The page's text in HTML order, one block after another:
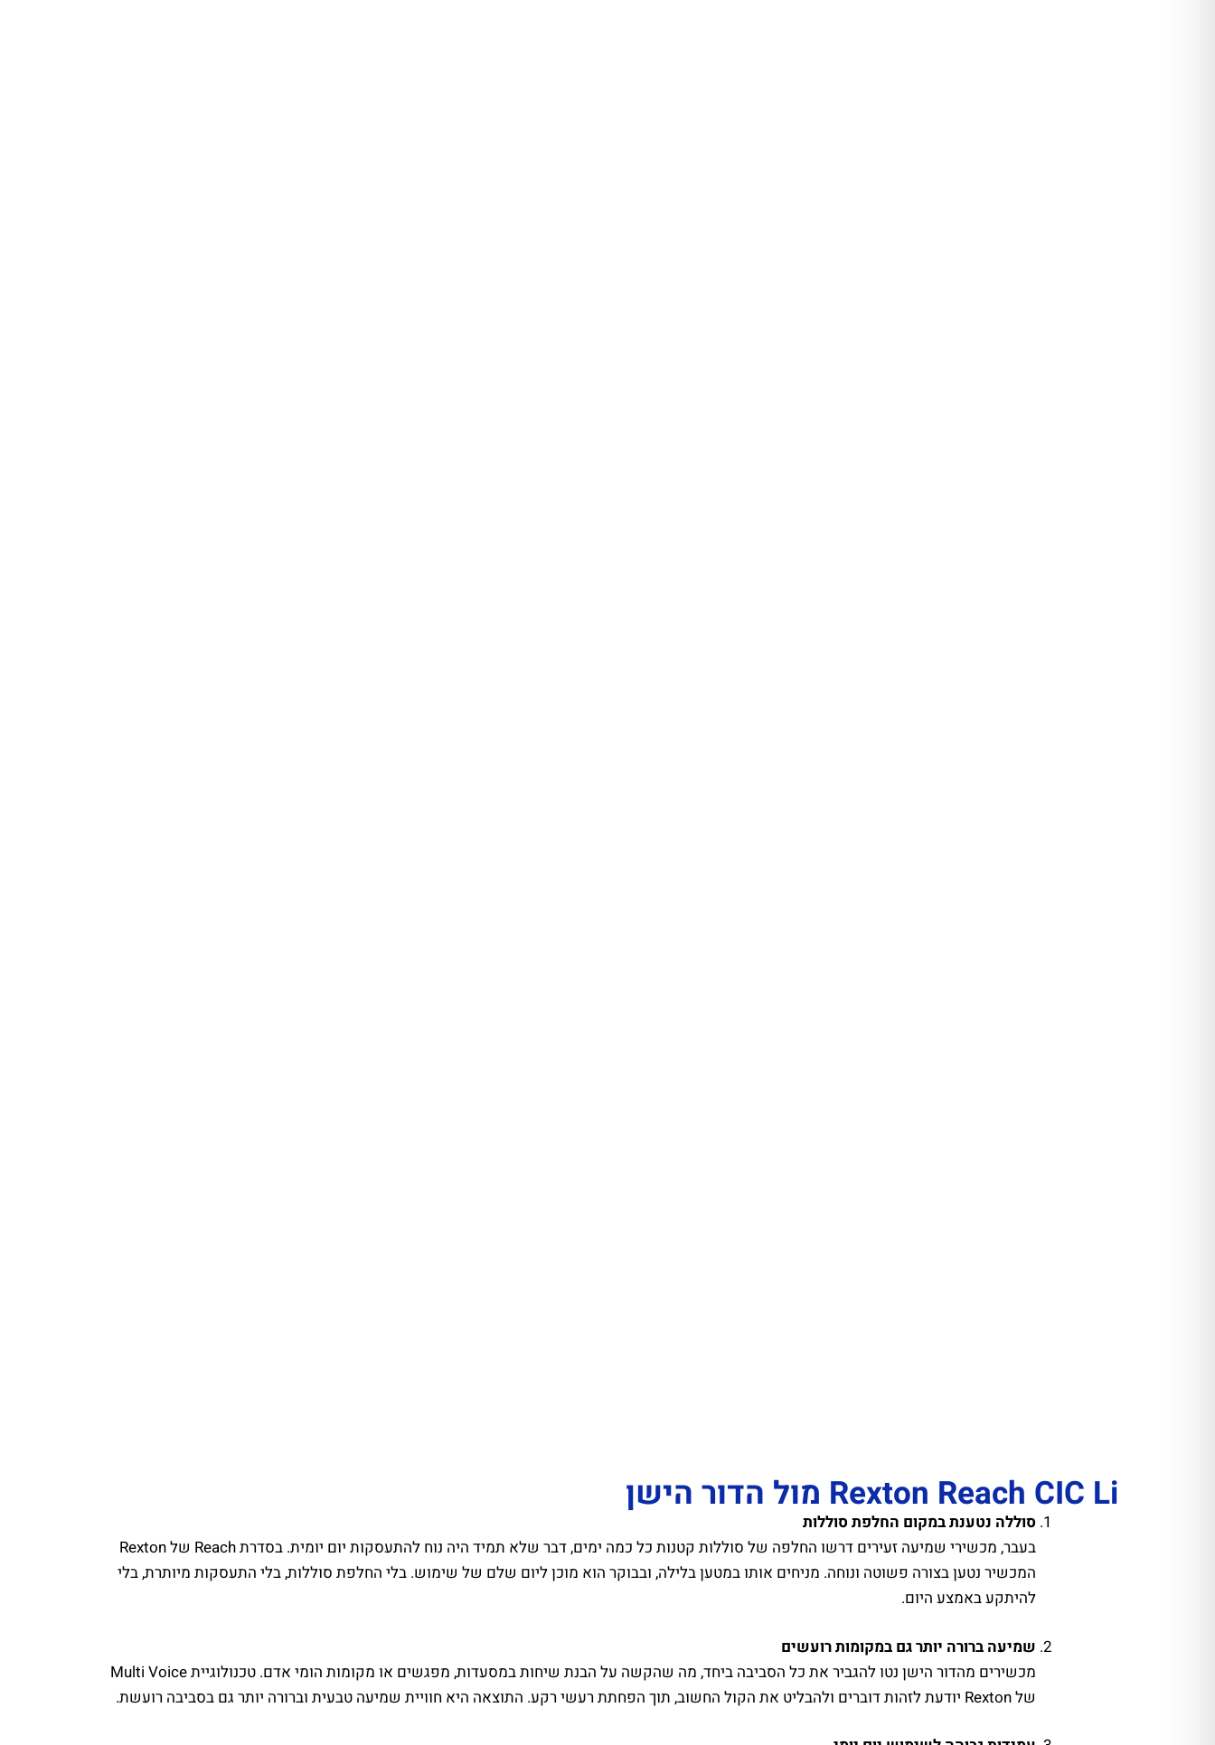
Rexton Reach CIC Li מול הדור הישן
סוללה נטענת במקום החלפת סוללות
בעבר, מכשירי שמיעה זעירים דרשו החלפה של סוללות קטנות כל כמה ימים, דבר שלא תמיד היה נוח להתעסקות יום יומית. בסדרת Reach של Rexton
המכשיר נטען בצורה פשוטה ונוחה. מניחים אותו במטען בלילה, ובבוקר הוא מוכן ליום שלם של שימוש. בלי החלפת סוללות, בלי התעסקות מיותרת, בלי
להיתקע באמצע היום.
שמיעה ברורה יותר גם במקומות רועשים
מכשירים מהדור הישן נטו להגביר את כל הסביבה ביחד, מה שהקשה על הבנת שיחות במסעדות, מפגשים או מקומות הומי אדם. טכנולוגיית Multi Voice
של Rexton יודעת לזהות דוברים ולהבליט את הקול החשוב, תוך הפחתת רעשי רקע. התוצאה היא חוויית שמיעה טבעית וברורה יותר גם בסביבה רועשת.